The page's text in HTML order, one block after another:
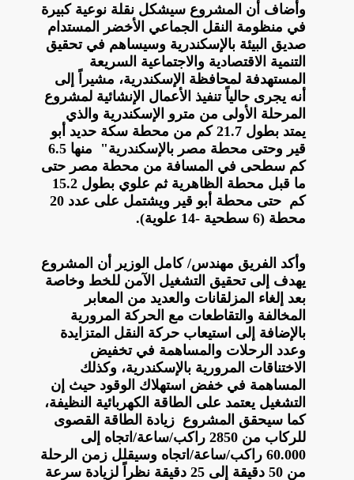
وأضاف أن المشروع سيشكل نقلة نوعية كبيرة
في منظومة النقل الجماعي الأخضر المستدام
صديق البيئة بالإسكندرية وسيساهم في تحقيق
التنمية الاقتصادية والاجتماعية السريعة
المستهدفة لمحافظة الإسكندرية، مشيراً إلى
أنه يجرى حالياً تنفيذ الأعمال الإنشائية لمشروع
المرحلة الأولى من مترو الإسكندرية والذي
يمتد بطول 21.7 كم من محطة سكة حديد أبو
قير وحتى محطة مصر بالإسكندرية" منها 6.5
كم سطحى في المسافة من محطة مصر حتى
ما قبل محطة الظاهرية ثم علوي بطول 15.2
كم حتى محطة أبو قير ويشتمل على عدد 20
محطة (6 سطحية -14 علوية).
وأكد الفريق مهندس/ كامل الوزير أن المشروع
يهدف إلى تحقيق التشغيل الآمن للخط وخاصة
بعد إلغاء المزلقانات والعديد من المعابر
المخالفة والتقاطعات مع الحركة المرورية
بالإضافة إلى استيعاب حركة النقل المتزايدة
وعدد الرحلات والمساهمة في تخفيض
الاختناقات المرورية بالإسكندرية، وكذلك
المساهمة في خفض استهلاك الوقود حيث إن
التشغيل يعتمد على الطاقة الكهربائية النظيفة،
كما سيحقق المشروع زيادة الطاقة القصوى
للركاب من 2850 راكب/ساعة/اتجاه إلى
60.000 راكب/ساعة/اتجاه وسيقلل زمن الرحلة
من 50 دقيقة إلى 25 دقيقة نظراً لزيادة سرعة